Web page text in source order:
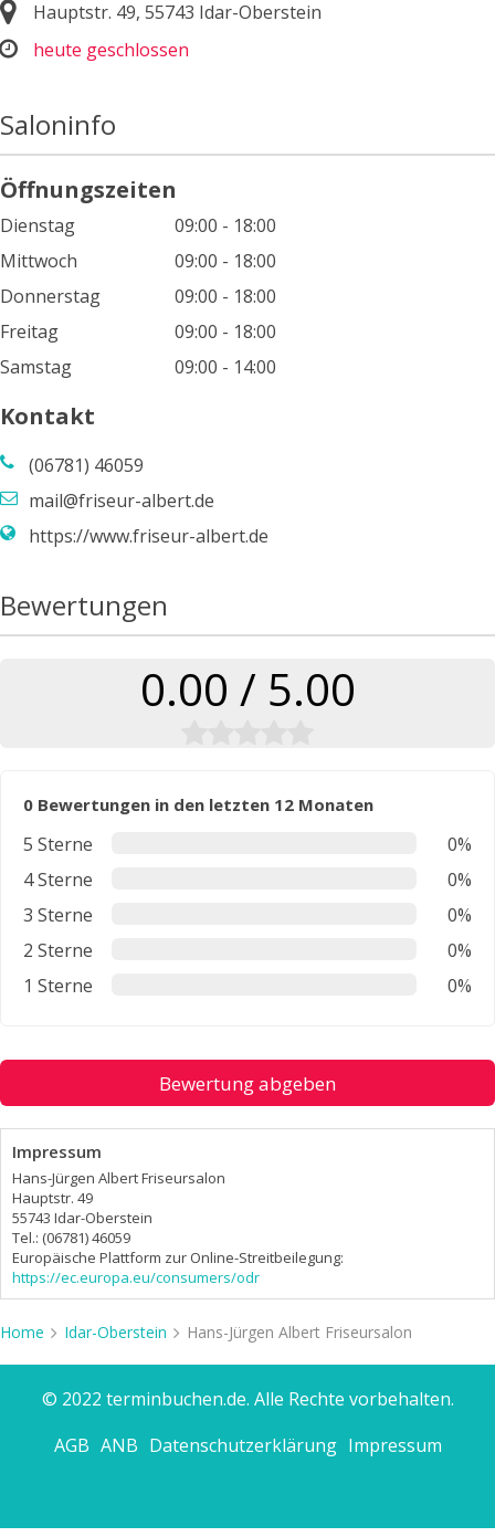
Hauptstr. 49, 55743 Idar-Oberstein
heute geschlossen
Saloninfo
Öffnungszeiten
Dienstag
09:00 - 18:00
Mittwoch
09:00 - 18:00
Donnerstag
09:00 - 18:00
Freitag
09:00 - 18:00
Samstag
09:00 - 14:00
Kontakt
(06781) 46059
mail@friseur-albert.de
https://www.friseur-albert.de
Bewertungen
0.00 / 5.00
0 Bewertungen in den letzten 12 Monaten
5 Sterne
0%
4 Sterne
0%
3 Sterne
0%
2 Sterne
0%
1 Sterne
0%
Bewertung abgeben
Impressum
Hans-Jürgen Albert Friseursalon
Hauptstr. 49
55743 Idar-Oberstein
Tel.: (06781) 46059
Europäische Plattform zur Online-Streitbeilegung:
https://ec.europa.eu/consumers/odr
Home Idar-Oberstein Hans-Jürgen Albert Friseursalon
© 2022 terminbuchen.de. Alle Rechte vorbehalten.
AGB ANB Datenschutzerklärung Impressum